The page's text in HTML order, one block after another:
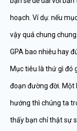
hoạch. Ví dụ: nếu
vậy quá chung
GPA bao nhiêu hay
Mục tiêu là thứ gì đó
đoạn đường đời.
hướng thì chúng ta
thấy bạn chỉ thật sự